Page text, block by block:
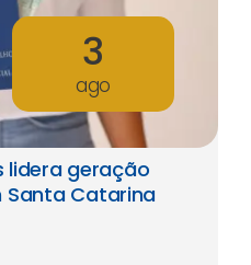
3
ago
lidera geração
Santa Catarina